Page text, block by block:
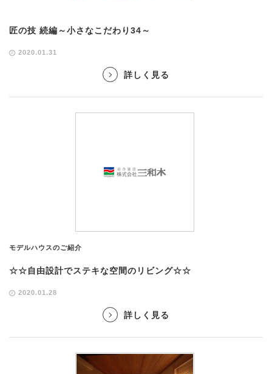
匠の技 続編～小さなこだわり34～
2020.01.31
詳しく見る
モデルハウスのご紹介
☆☆自由設計でステキな空間のリビング☆☆
2020.01.28
詳しく見る